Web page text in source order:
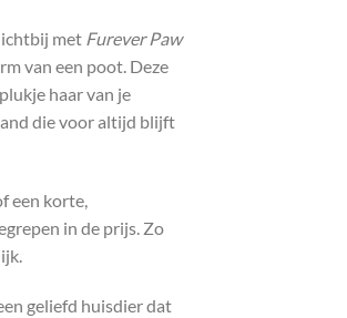
met Furever Paw
van een poot. Deze
haar van je
die voor altijd blijft
een korte,
in de prijs. Zo
geliefd huisdier dat